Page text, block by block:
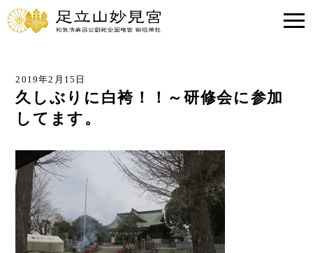
2019年2月15日
久しぶりに白袴！！～研修会に参加
してます。